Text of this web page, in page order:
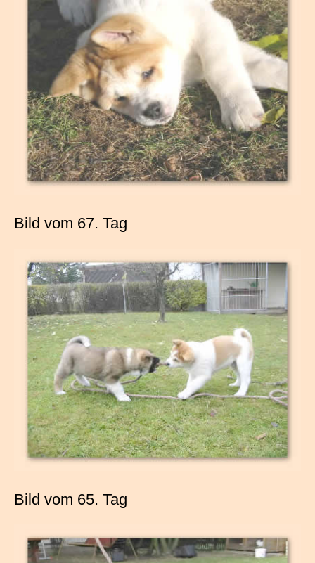
Bild vom 67. Tag
Bild vom 65. Tag